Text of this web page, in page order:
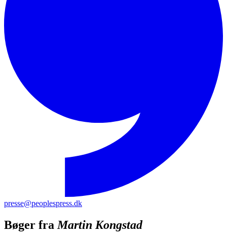
presse@peoplespress.dk
Bøger fra Martin Kongstad